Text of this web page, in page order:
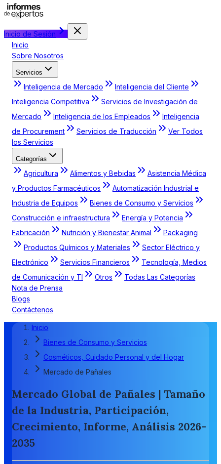
Inicio de Sesión
Inicio
Sobre Nosotros
Servicios
Inteligencia de Mercado
Inteligencia del Cliente
Inteligencia Competitiva
Servicios de Investigación de
Mercado
Inteligencia de los Empleados
Inteligencia
de Procurement
Servicios de Traducción
Ver Todos
los Servicios
Categorías
Agricultura Alimentos y Bebidas
Asistencia Médica
y Productos Farmacéuticos
Automatización Industrial e
Industria de Equipos
Bienes de Consumo y Servicios
Construcción e infraestructura
Energía y Potencia
Fabricación
Nutrición y Bienestar Animal
Packaging
Productos Químicos y Materiales
Sector Eléctrico y
Electrónico
Servicios Financieros
Tecnología, Medios
de Comunicación y TI
Otros
Todas Las Categorías
Nota de Prensa
Blogs
Contáctenos
Inicio
Bienes de Consumo y Servicios
Cosméticos, Cuidado Personal y del Hogar
Mercado de Pañales
Mercado Global de Pañales | Tamaño
de la Industria, Participación,
Crecimiento, Informe, Análisis 2026-
2035